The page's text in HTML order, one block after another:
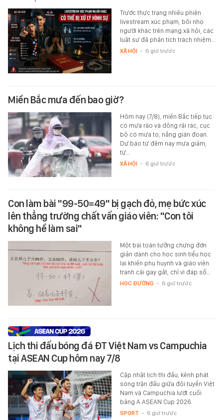
Trước thực trạng nhiều phiên
livestream xúc phạm, bôi nhọ
người khác trên mạng xã hội, các
luật sư đã phân tích trách nhiệm…
XÃ HỘI - 6 giờ trước
Miền Bắc mưa đến bao giờ?
Hôm nay (7/8), miền Bắc tiếp tục
có mưa rào và dông rải rác, cục
bộ có mưa to, nắng gián đoạn.
Dự báo từ đêm nay mưa giảm,
từ…
XÃ HỘI - 6 giờ trước
Con làm bài "99-50=49" bị gạch đỏ, mẹ bức xúc
lên thẳng trường chất vấn giáo viên: "Con tôi
không hề làm sai"
Một bài toán tưởng chừng đơn
giản dành cho học sinh tiểu học
lại khiến phụ huynh và giáo viên
tranh cãi gay gắt, chỉ vì đáp số…
HỌC ĐƯỜNG - 6 giờ trước
Lịch thi đấu bóng đá ĐT Việt Nam vs Campuchia
tại ASEAN Cup hôm nay 7/8
Cập nhật lịch thi đấu, kênh phát
sóng trận đấu giữa đội tuyển Việt
Nam và Campuchia lượt cuối
bảng A ASEAN Cup 2026.
SPORT - 6 giờ trước